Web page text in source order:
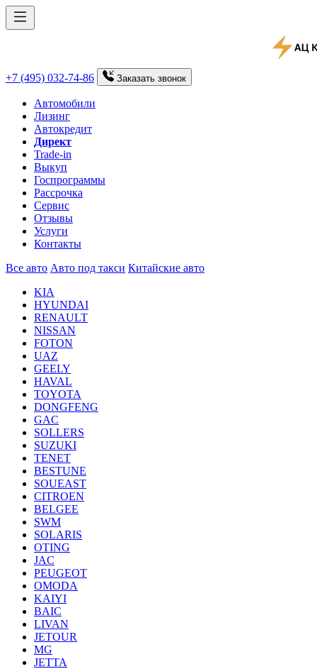
+7 (495) 032-74-86 Заказать звонок
Автомобили
Лизинг
Автокредит
Директ
Trade-in
Выкуп
Госпрограммы
Рассрочка
Сервис
Отзывы
Услуги
Контакты
Все авто Авто под такси Китайские авто
KIA
HYUNDAI
RENAULT
NISSAN
FOTON
UAZ
GEELY
HAVAL
TOYOTA
DONGFENG
GAC
SOLLERS
SUZUKI
TENET
BESTUNE
SOUEAST
CITROEN
BELGEE
SWM
SOLARIS
OTING
JAC
PEUGEOT
OMODA
KAIYI
BAIC
LIVAN
JETOUR
MG
JETTA